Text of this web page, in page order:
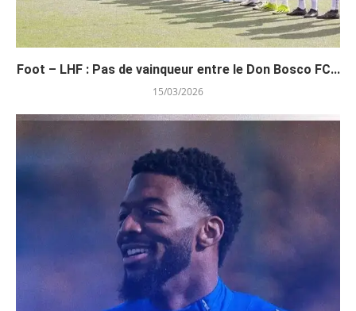
Foot – LHF : Pas de vainqueur entre le Don Bosco FC...
15/03/2026